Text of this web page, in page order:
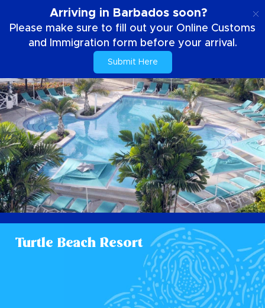
Arriving in Barbados soon?
Please make sure to fill out your Online Customs
and Immigration form before your arrival.
Submit Here
Turtle Beach Resort